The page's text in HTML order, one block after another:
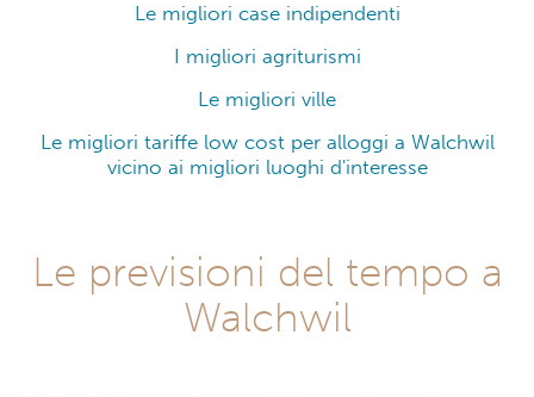
Le migliori case indipendenti
I migliori agriturismi
Le migliori ville
Le migliori tariffe low cost per alloggi a Walchwil
vicino ai migliori luoghi d'interesse
Le previsioni del tempo a
Walchwil